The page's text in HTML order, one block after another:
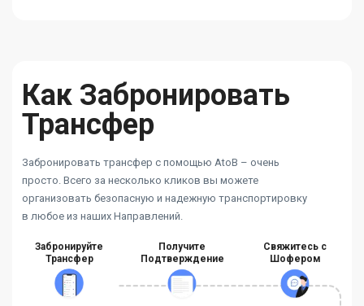
Как Забронировать
Трансфер
Забронировать трансфер с помощью AtoB – очень
просто. Всего за несколько кликов вы можете
организовать безопасную и надежную транспортировку
в любое из наших Направлений.
Забронируйте
Трансфер
Получите
Подтверждение
Свяжитесь с
Шофером